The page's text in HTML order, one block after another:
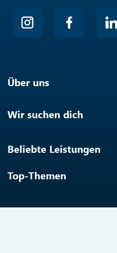
Über uns
Wir suchen dich
Beliebte Leistungen
Top-Themen